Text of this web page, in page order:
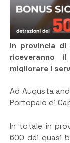
In provincia di
riceveranno
migliorare i
Ad Augusta
Portopalo di
In totale in
600 dei quasi